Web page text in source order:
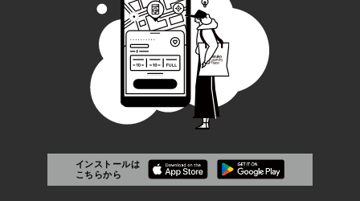
インストールは
こちらから